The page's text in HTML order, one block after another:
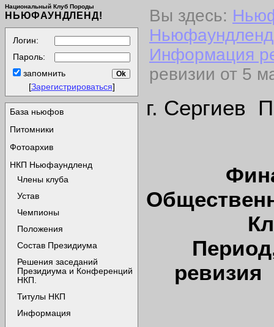
Национальный Клуб Породы
НЬЮФАУНДЛЕНД!
Логин:
Пароль:
запомнить
[Зарегистрироваться]
База ньюфов
Питомники
Фотоархив
НКП Ньюфаундленд
Члены клуба
Устав
Чемпионы
Положения
Состав Президиума
Решения заседаний
Президиума и Конференций
НКП.
Титулы НКП
Информация
Вы здесь:
Ньюфаундленд
Информация
ревизии от 5
г. Сергиев
ревизия